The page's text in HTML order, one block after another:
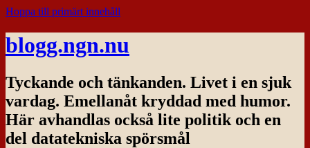
Hoppa till primärt innehåll
blogg.ngn.nu
Tyckande och tänkanden. Livet i en sjuk
vardag. Emellanåt kryddad med humor.
Här avhandlas också lite politik och en
del datatekniska spörsmål